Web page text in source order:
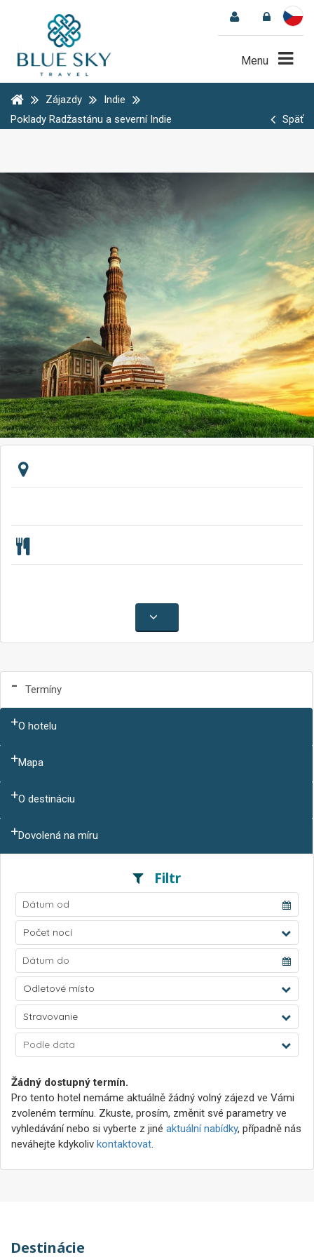
Menu
Zájazdy
Indie
Poklady Radžastánu a severní Indie
Späť
Termíny
O hotelu
Mapa
O destináciu
Dovolená na míru
Filtr
Počet nocí
Odletové místo
Stravovanie
Podle data
Žádný dostupný termín.
Pro tento hotel nemáme aktuálně žádný volný zájezd ve Vámi
zvoleném termínu. Zkuste, prosím, změnit své parametry ve
vyhledávání nebo si vyberte z jiné aktuální nabídky, případně nás
neváhejte kdykoliv kontaktovat
Destinácie